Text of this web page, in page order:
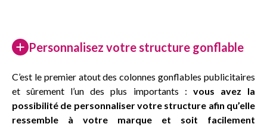
Personnalisez votre structure gonflable
C’est le premier atout des colonnes gonflables publicitaires
et sûrement l’un des plus importants : vous avez la
possibilité de personnaliser votre structure afin qu’elle
ressemble à votre marque et soit facilement